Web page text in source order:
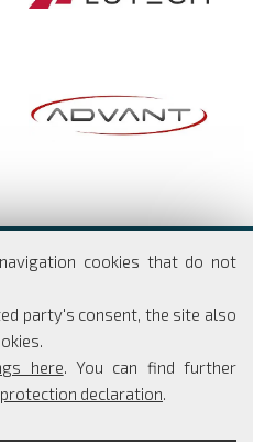
cookies that do not
party's consent, the site also
here. You can find further
declaration.
studi di Roma
2
Roma